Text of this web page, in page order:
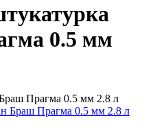
0.5 мм
Прагма 0.5 мм 2.8 л